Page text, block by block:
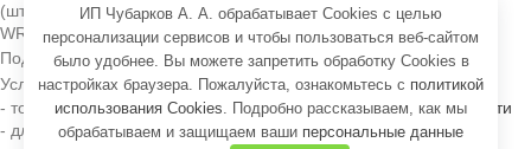
ИП Чубарков А. А. обрабатывает Cookies с целью
персонализации сервисов и чтобы пользоваться веб-сайтом
было удобнее. Вы можете запретить обработку Cookies в
настройках браузера. Пожалуйста, ознакомьтесь с политикой
использования Cookies . Подробно рассказываем, как мы
обрабатываем и защищаем ваши персональные данные
(штамб)
WRB
– растение с комом земли, упакованное в мешковину
Подарочные 1000 бонусов:
Условия начисления и использования бонусов:
- только для клиентовзарегистрированных в системе лояльности
- для всех, у кого день рождения с 1 ноября по 30 апреля